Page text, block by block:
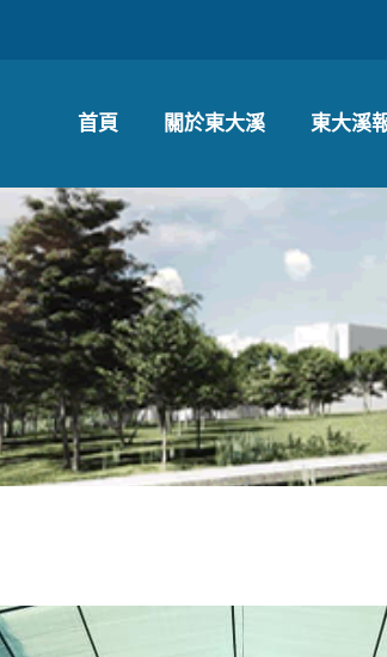
首頁 關於東大溪 東大溪